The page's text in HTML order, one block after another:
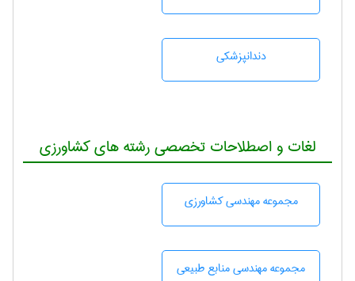
دندانپزشكی
لغات و اصطلاحات تخصصی رشته های کشاورزی
مجموعه مهندسی كشاورزی
مجموعه مهندسی منابع طبيعی